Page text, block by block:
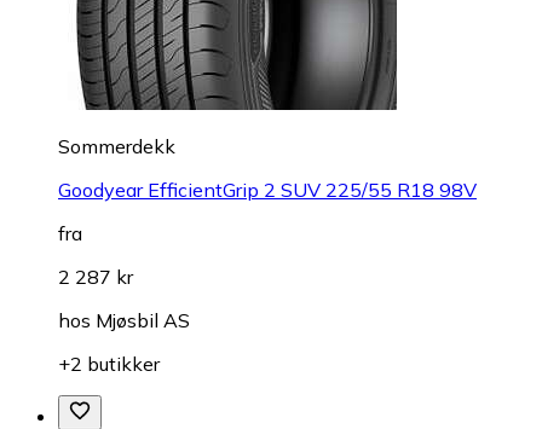
Sommerdekk
Goodyear EfficientGrip 2 SUV 225/55 R18 98V
fra
2 287 kr
hos Mjøsbil AS
+2 butikker